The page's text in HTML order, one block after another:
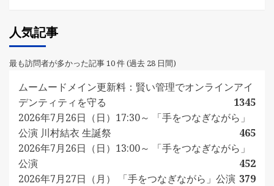
人気記事
最も訪問者が多かった記事 10 件 (過去 28 日間)
ムームードメイン更新料：賢い管理でオンラインアイ
デンティティを守る
1345
2026年7月26日（日）17:30～ 「手をつなぎながら」
公演 川村結衣 生誕祭
465
2026年7月26日（日）13:00～ 「手をつなぎながら」
公演
452
2026年7月27日（月） 「手をつなぎながら」公演 379